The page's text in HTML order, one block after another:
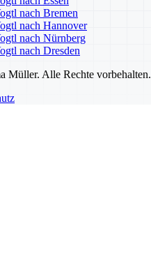
nach Bremen
nach Hannover
nach Nürnberg
nach Dresden
Müller. Alle Rechte vorbehalten.